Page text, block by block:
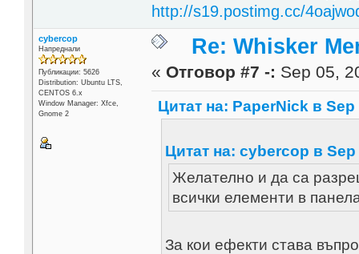
http://s19.postimg.cc/
cybercop
Напреднали
Публикации: 5626
Distribution: Ubuntu LTS,
CENTOS 6.x
Window Manager: Xfce,
Gnome 2
Re: Whisker
« Отговор #7 -: Sep 05,
Цитат на: PaperNick в Sep
Цитат на: cybercop в Sep
Желателно и да са
всички елементи в
За кои ефекти става